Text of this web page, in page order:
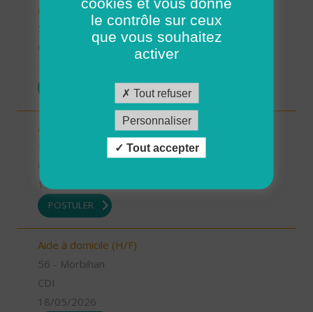
Auxiliaire de vie (H/F)
56 - Morbihan
Auxiliaire de vie (H/F)
19/05/2026
POSTULER
Aide à domicile (H/F)
56 - Morbihan
CDI
18/05/2026
le contrôle sur ceux
que vous souhaitez
activer
Tout refuser
Personnaliser
Tout accepter